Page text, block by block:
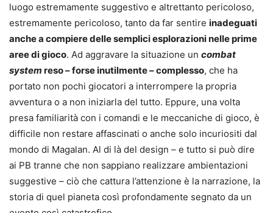
luogo estremamente suggestivo e altrettanto pericoloso,
estremamente pericoloso, tanto da far sentire inadeguati
anche a compiere delle semplici esplorazioni nelle prime
aree di gioco. Ad aggravare la situazione un combat
system reso – forse inutilmente – complesso, che ha
portato non pochi giocatori a interrompere la propria
avventura o a non iniziarla del tutto. Eppure, una volta
presa familiarità con i comandi e le meccaniche di gioco, è
difficile non restare affascinati o anche solo incuriositi dal
mondo di Magalan. Al di là del design – e tutto si può dire
ai PB tranne che non sappiano realizzare ambientazioni
suggestive – ciò che cattura l’attenzione è la narrazione, la
storia di quel pianeta così profondamente segnato da un